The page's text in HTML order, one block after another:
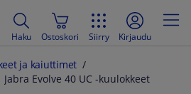
Haku Ostoskori Siirry Kirjaudu
ja kaiuttimet
Jabra Evolve 40 UC -kuulokkeet